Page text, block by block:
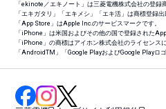
「ekinote／エキノート」は三菱電機株式会社の登録
「エキガタリ」「エキメシ」「エキ活」は商標登録出
「App Store」はApple Inc.のサービスマークです。
「iPhone」は米国およびその他の国で登録された
「iPhone」の商標はアイホン株式会社のライセンス
「AndroidTM 」「Google PlayおよびGoogle Playロ